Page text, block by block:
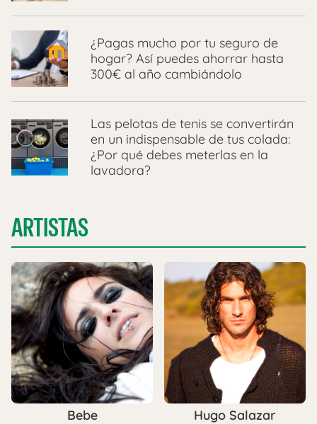
¿Pagas mucho por tu seguro de
hogar? Así puedes ahorrar hasta
300€ al año cambiándolo
Las pelotas de tenis se convertirán
en un indispensable de tus colada:
¿Por qué debes meterlas en la
lavadora?
ARTISTAS
Bebe Hugo Salazar